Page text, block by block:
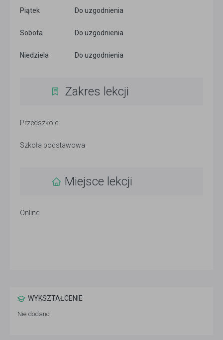
Piątek Do uzgodnienia
Sobota Do uzgodnienia
Niedziela Do uzgodnienia
Zakres lekcji
Przedszkole
Szkoła podstawowa
Miejsce lekcji
Online
WYKSZTAŁCENIE
Nie dodano